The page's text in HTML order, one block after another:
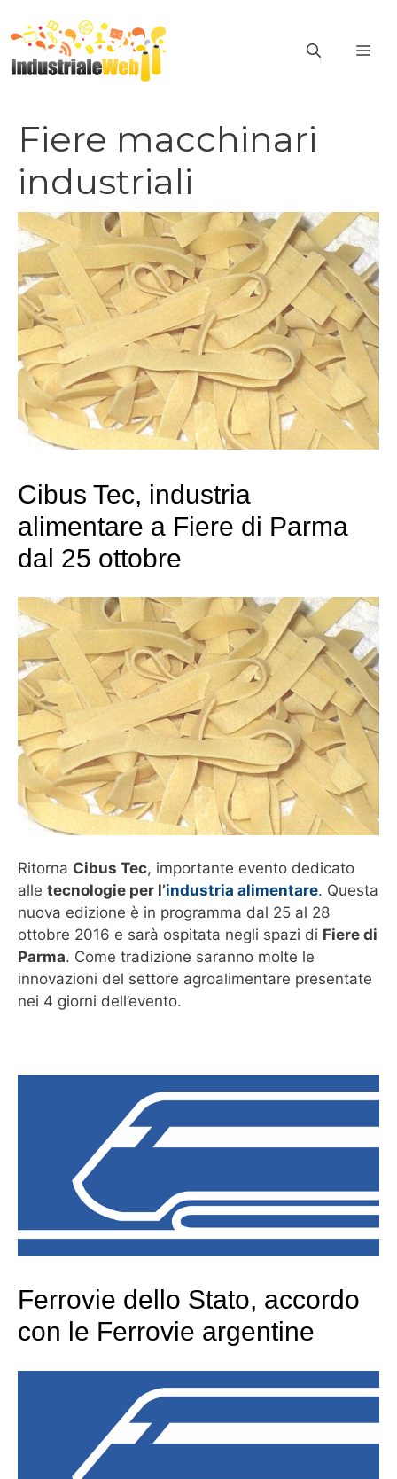
al
contenuto
Fiere macchinari
industriali
Cibus Tec, industria
alimentare a Fiere di Parma
dal 25 ottobre
Ritorna Cibus Tec, importante evento dedicato
alle tecnologie per l’industria alimentare. Questa
nuova edizione è in programma dal 25 al 28
ottobre 2016 e sarà ospitata negli spazi di Fiere di
Parma. Come tradizione saranno molte le
innovazioni del settore agroalimentare presentate
nei 4 giorni dell’evento.
Ferrovie dello Stato, accordo
con le Ferrovie argentine